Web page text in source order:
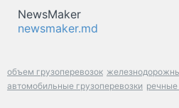
NewsMaker
newsmaker.md
объем грузоперевозок
автомобильные грузоперевозки речные